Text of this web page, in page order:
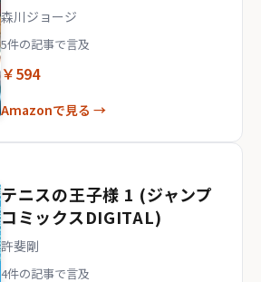
森川ジョージ
5件の記事で言及
￥594
Amazonで見る →
テニスの王子様 1 (ジャンプ
コミックスDIGITAL)
許斐剛
4件の記事で言及